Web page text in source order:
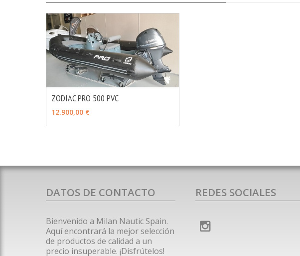
ZODIAC PRO 500 PVC
12.900,00 €
DATOS DE CONTACTO
Bienvenido a Milan Nautic Spain.
Aquí encontrará la mejor selección
de productos de calidad a un
precio insuperable. ¡Disfrútelos!
REDES SOCIALES